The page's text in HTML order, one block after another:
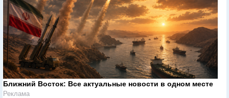
Ближний Восток: Все актуальные новости в одном месте
Реклама